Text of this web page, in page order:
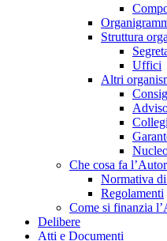
Struttura
Uffici
Altri
Che cosa fa
Normativa
Regolamenti
Come si finanzia
Delibere
Atti e Documenti